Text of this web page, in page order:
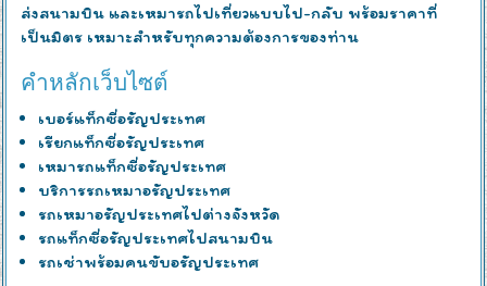
ส่งสนามบิน และเหมารถไปเที่ยวแบบไป-กลับ พร้อมราคาที่
เป็นมิตร เหมาะสำหรับทุกความต้องการของท่าน
คำหลักเว็บไซต์
เบอร์แท็กซี่อรัญประเทศ
เรียกแท็กซี่อรัญประเทศ
เหมารถแท็กซี่อรัญประเทศ
บริการรถเหมาอรัญประเทศ
รถเหมาอรัญประเทศไปต่างจังหวัด
รถแท็กซี่อรัญประเทศไปสนามบิน
รถเช่าพร้อมคนขับอรัญประเทศ